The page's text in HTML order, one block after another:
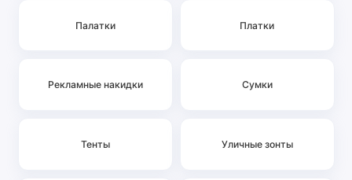
Палатки Платки
Рекламные накидки Сумки
Тенты Уличные зонты